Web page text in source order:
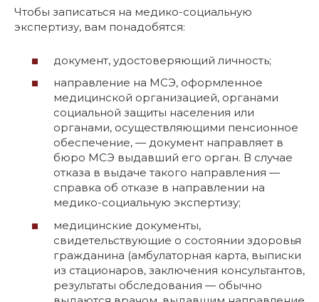
Чтобы записаться на медико-социальную
экспертизу, вам понадобятся:
документ, удостоверяющий личность;
направление на МСЭ, оформленное
медицинской организацией, органами
социальной защиты населения или
органами, осуществляющими пенсионное
обеспечение, — документ направляет в
бюро МСЭ выдавший его орган. В случае
отказа в выдаче такого направления —
справка об отказе в направлении на
медико-социальную экспертизу;
медицинские документы,
свидетельствующие о состоянии здоровья
гражданина (амбулаторная карта, выписки
из стационаров, заключения консультантов,
результаты обследования — обычно